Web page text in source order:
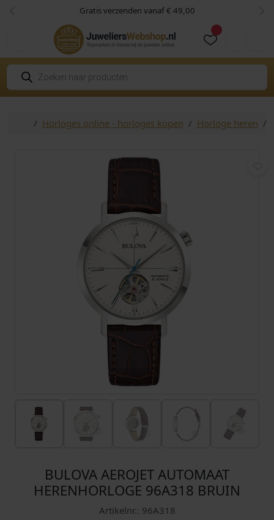
Skip to content
Skip to footer Gratis verzenden vanaf € 49,00
Vorige
P
o
d
HomeHorloges online - horloges kopen Horloge heren
BULOVA AEROJET AUTOMAAT
HERENHORLOGE 96A318 BRUIN
Artikelnr.: 96A318